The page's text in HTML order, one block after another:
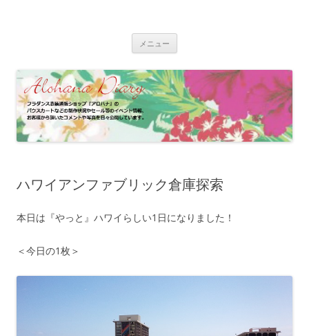
キ
ッ
プ
ラドレスの着用写真などをご紹介
メニュー
ハワイアンファブリック倉庫探索
本日は『やっと』ハワイらしい1日になりました！
＜今日の1枚＞